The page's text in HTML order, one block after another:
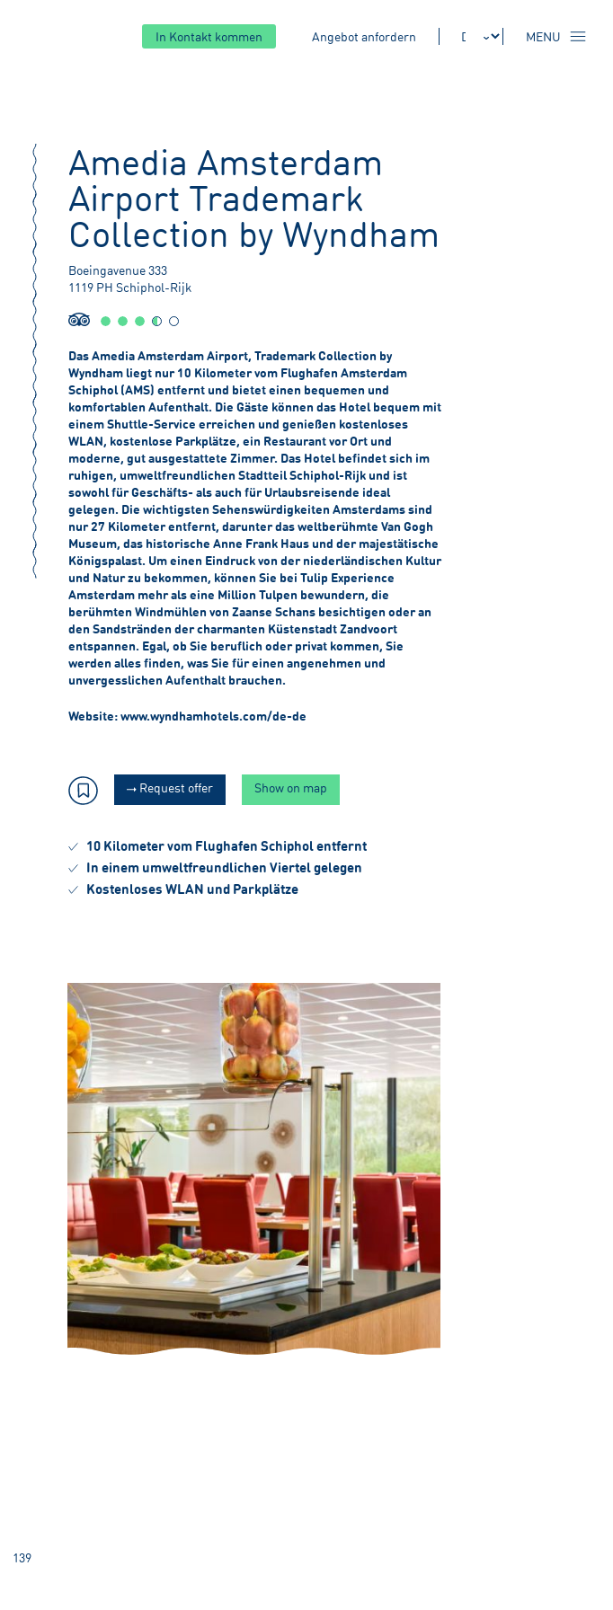
In Kontakt kommen Angebot anfordern MENU
Amedia Amsterdam
Airport Trademark
Collection by Wyndham
Boeingavenue 333
1119 PH Schiphol-Rijk
Das Amedia Amsterdam Airport, Trademark Collection by
Wyndham liegt nur 10 Kilometer vom Flughafen Amsterdam
Schiphol (AMS) entfernt und bietet einen bequemen und
komfortablen Aufenthalt. Die Gäste können das Hotel bequem mit
einem Shuttle-Service erreichen und genießen kostenloses
WLAN, kostenlose Parkplätze, ein Restaurant vor Ort und
moderne, gut ausgestattete Zimmer. Das Hotel befindet sich im
ruhigen, umweltfreundlichen Stadtteil Schiphol-Rijk und ist
sowohl für Geschäfts- als auch für Urlaubsreisende ideal
gelegen. Die wichtigsten Sehenswürdigkeiten Amsterdams sind
nur 27 Kilometer entfernt, darunter das weltberühmte Van Gogh
Museum, das historische Anne Frank Haus und der majestätische
Königspalast. Um einen Eindruck von der niederländischen Kultur
und Natur zu bekommen, können Sie bei Tulip Experience
Amsterdam mehr als eine Million Tulpen bewundern, die
berühmten Windmühlen von Zaanse Schans besichtigen oder an
den Sandstränden der charmanten Küstenstadt Zandvoort
entspannen. Egal, ob Sie beruflich oder privat kommen, Sie
werden alles finden, was Sie für einen angenehmen und
unvergesslichen Aufenthalt brauchen.
Website: www.wyndhamhotels.com/de-de
Request offer Show on map
10 Kilometer vom Flughafen Schiphol entfernt
In einem umweltfreundlichen Viertel gelegen
Kostenloses WLAN und Parkplätze
139